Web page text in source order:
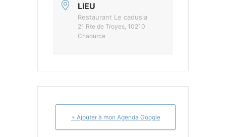
LIEU
Restaurant Le cadusia
21 Rte de Troyes, 10210
Chaource
+ Ajouter à mon Agenda Google